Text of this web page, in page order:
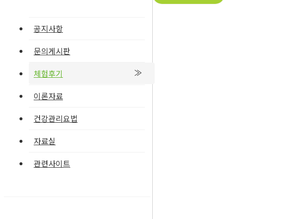
공지사항
문의게시판
체험후기
이론자료
건강관리요법
자료실
관련사이트